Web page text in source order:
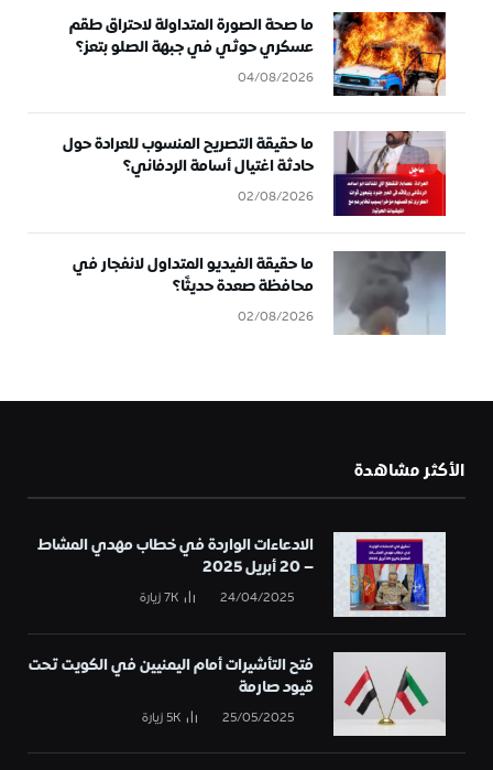
ما صحة الصورة المتداولة لاحتراق طقم
عسكري حوثي في جبهة الصلو بتعز؟
04/08/2026
ما حقيقة التصريح المنسوب للعرادة حول
حادثة اغتيال أسامة الردفاني؟
02/08/2026
ما حقيقة الفيديو المتداول لانفجار في
محافظة صعدة حديثًا؟
02/08/2026
الأكثر مشاهدة
الادعاءات الواردة في خطاب مهدي المشاط
– 20 أبريل 2025
24/04/2025
7Kزيارة
فتح التأشيرات أمام اليمنيين في الكويت تحت
قيود صارمة
25/05/2025
5Kزيارة